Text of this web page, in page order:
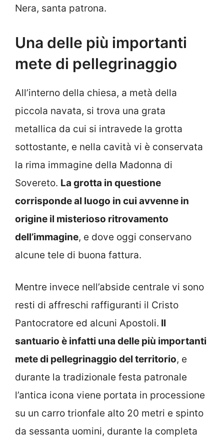
Nera, santa patrona.
Una delle più importanti
mete di pellegrinaggio
All’interno della chiesa, a metà della
piccola navata, si trova una grata
metallica da cui si intravede la grotta
sottostante, e nella cavità vi è conservata
la rima immagine della Madonna di
Sovereto. La grotta in questione
corrisponde al luogo in cui avvenne in
origine il misterioso ritrovamento
dell’immagine, e dove oggi conservano
alcune tele di buona fattura.
Mentre invece nell’abside centrale vi sono
resti di affreschi raffiguranti il Cristo
Pantocratore ed alcuni Apostoli. Il
santuario è infatti una delle più importanti
mete di pellegrinaggio del territorio, e
durante la tradizionale festa patronale
l’antica icona viene portata in processione
su un carro trionfale alto 20 metri e spinto
da sessanta uomini, durante la completa